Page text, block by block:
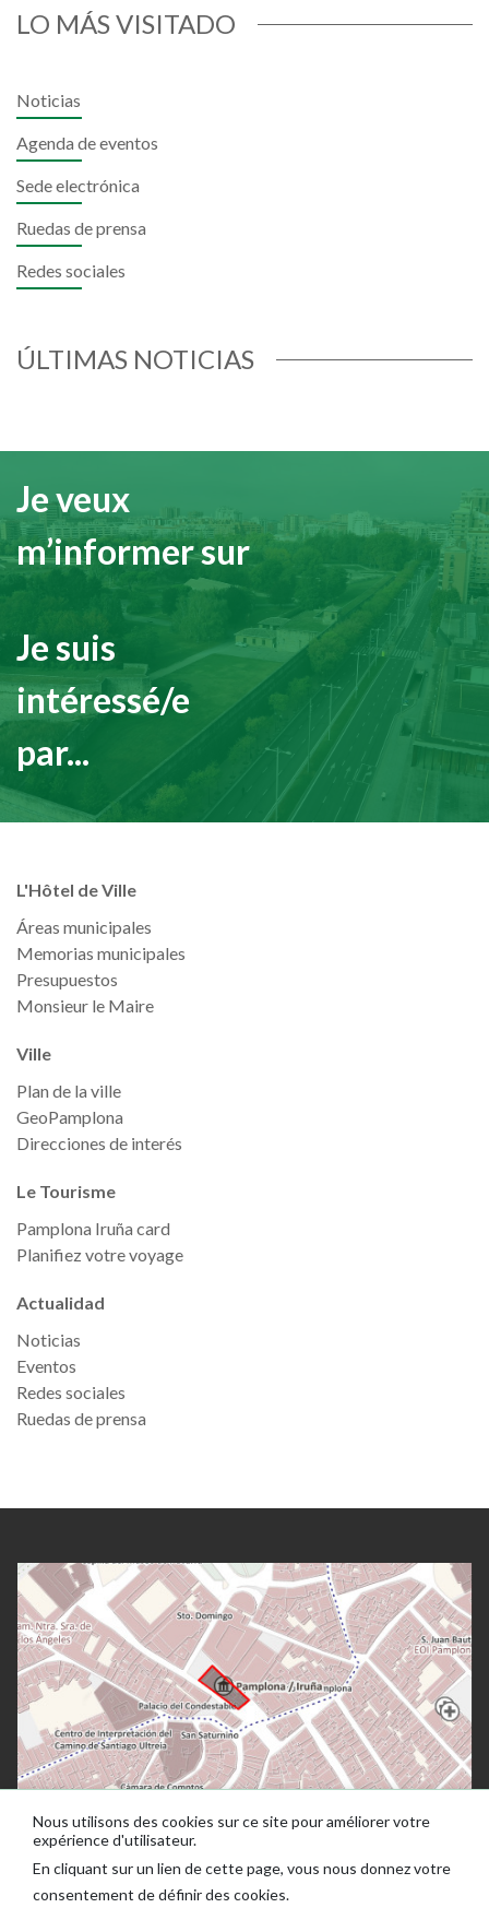
LO MÁS VISITADO
Noticias
Agenda de eventos
Sede electrónica
Ruedas de prensa
Redes sociales
ÚLTIMAS NOTICIAS
Je veux
m’informer sur
Je suis
intéressé/e
par...
L'Hôtel de Ville
Áreas municipales
Memorias municipales
Presupuestos
Monsieur le Maire
Ville
Plan de la ville
GeoPamplona
Direcciones de interés
Le Tourisme
Pamplona Iruña card
Planifiez votre voyage
Actualidad
Noticias
Eventos
Redes sociales
Ruedas de prensa
Nous utilisons des cookies sur ce site pour améliorer votre
expérience d'utilisateur.
En cliquant sur un lien de cette page, vous nous donnez votre
consentement de définir des cookies.